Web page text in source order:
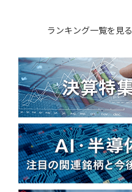
ランキング一覧を見る